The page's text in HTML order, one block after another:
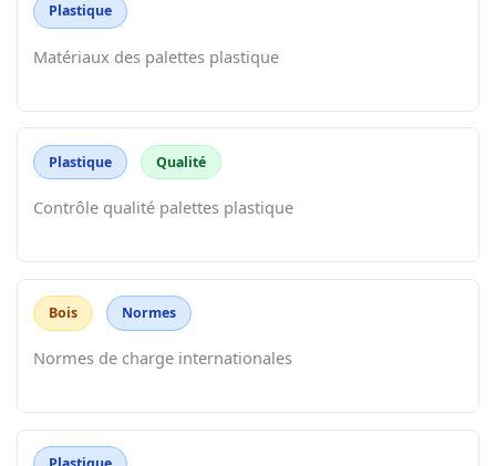
Plastique
Matériaux des palettes plastique
Plastique Qualité
Contrôle qualité palettes plastique
Bois Normes
Normes de charge internationales